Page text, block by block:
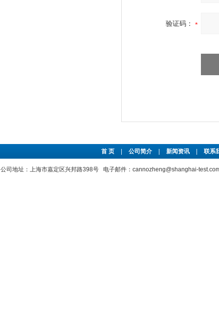
验证码：
首 页 公司简介 新闻资讯 联系
公司地址：上海市嘉定区兴邦路398号 电子邮件：cannozheng@shanghai-